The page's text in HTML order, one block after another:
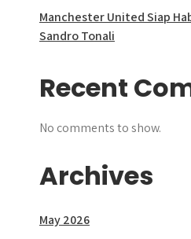
Manchester United Siap
Sandro Tonali
Recent
No comments to show.
Archives
May 2026